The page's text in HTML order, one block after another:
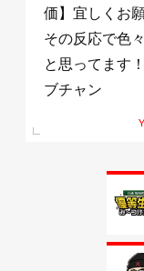
めたい
け
け
新台